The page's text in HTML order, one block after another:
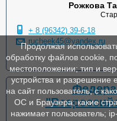
Рожкова
+ 8 (96342) 39-6-18
rucheek45@yandex.ru
Продолжая
обработку файлов cookie,
местоположении; тип и
устройства и разрешение
на сайт пользователь; с
ОС и Браузера; какие
нажимает пользователь;